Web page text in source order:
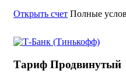
Открыть счет Полные
Тариф Продвинутый